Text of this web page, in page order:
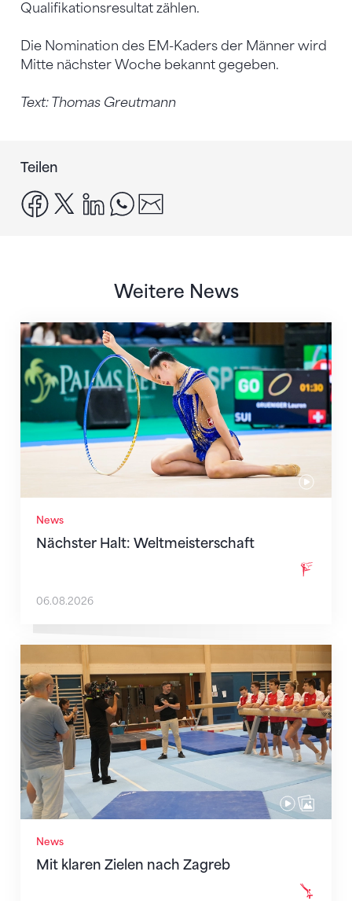
Qualifikationsresultat zählen.
Die Nomination des EM-Kaders der Männer wird
Mitte nächster Woche bekannt gegeben.
Text: Thomas Greutmann
Teilen
facebook
x linkedinwhatsapp
Weitere News
News
Nächster Halt: Weltmeisterschaft
Nächster Halt: Weltmeisterschaft
06.08.2026
News
Mit klaren Zielen nach Zagreb
Mit klaren Zielen nach Zagreb